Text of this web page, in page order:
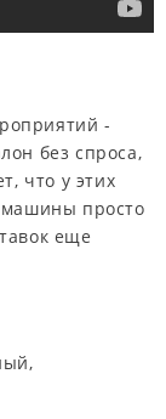
-
без спроса,
что у этих
машины просто
еще